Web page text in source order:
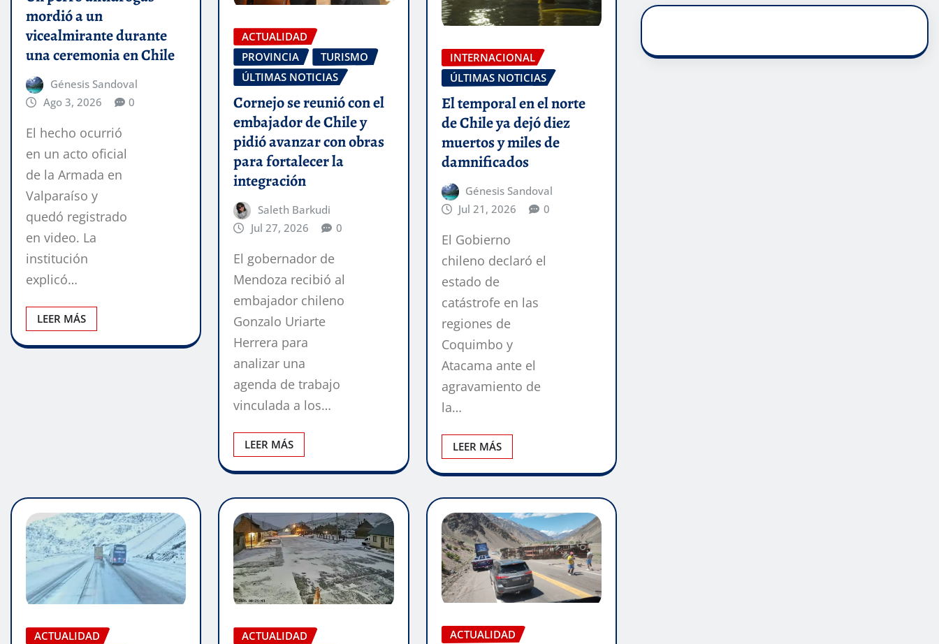
mordió a un
vicealmirante durante
una ceremonia en Chile
Génesis Sandoval
Ago 3, 2026
0
El hecho ocurrió
en un acto oficial
de la Armada en
Valparaíso y
quedó registrado
en video. La
institución
explicó…
LEER MÁS
ACTUALIDAD
PROVINCIA
TURISMO
ÚLTIMAS NOTICIAS
Cornejo se reunió con el
embajador de Chile y
pidió avanzar con obras
para fortalecer la
integración
Saleth Barkudi
Jul 27, 2026
0
El gobernador de
Mendoza recibió al
embajador chileno
Gonzalo Uriarte
Herrera para
analizar una
agenda de trabajo
vinculada a los…
LEER MÁS
INTERNACIONAL
ÚLTIMAS NOTICIAS
El temporal en el norte
de Chile ya dejó diez
muertos y miles de
damnificados
Génesis Sandoval
Jul 21, 2026
0
El Gobierno
chileno declaró el
estado de
catástrofe en las
regiones de
Coquimbo y
Atacama ante el
agravamiento de
la…
LEER MÁS
ACTUALIDAD
ACTUALIDAD
ACTUALIDAD